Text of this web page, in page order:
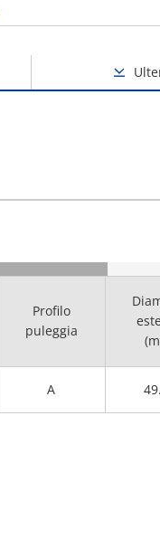
Profilo
puleggia
A